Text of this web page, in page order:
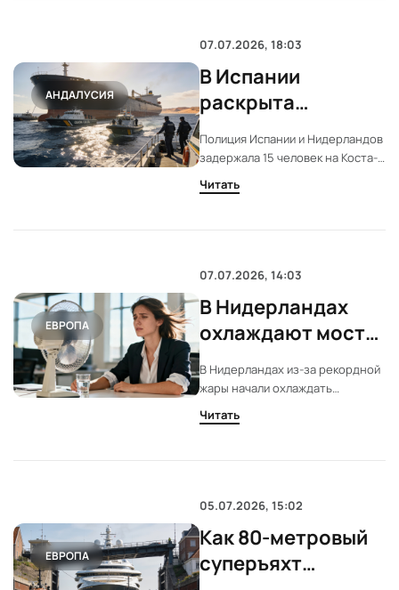
АНДАЛУСИЯ
07.07.2026, 18:03
В Испании
раскрыта
крупнейшая
партия MDMA в
истории Европы
Полиция Испании и Нидерландов
задержала 15 человек на Коста-
дель-Соль. Изъято рекордное
количество MDMA,
Читать
ЕВРОПА
07.07.2026, 14:03
В Нидерландах
охлаждают мосты
из-за
экстремальной
жары
В Нидерландах из-за рекордной
жары начали охлаждать
металлические части мостов
водой. Это вынужденная мера:
нарушая движение транспорта и
решения для инфраструктуры в
условиях аномального климата.
Читать
ЕВРОПА
05.07.2026, 15:02
Как 80-метровый
суперъяхт